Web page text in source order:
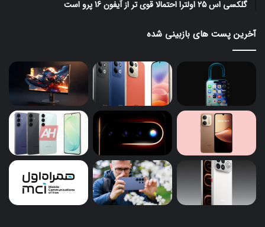
گلکسی اس 25 اولترا احتمالا قوی تر از آیفون 16 پرو است
آخرین پست های بازبینی شده